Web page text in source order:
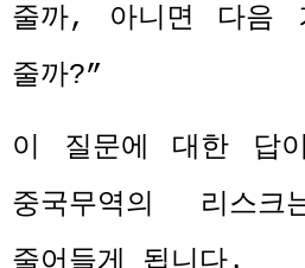
줄까, 아니면 다음
줄까?”
이 질문에 대한 답
중국무역의 리스
줄어들게 됩니다.